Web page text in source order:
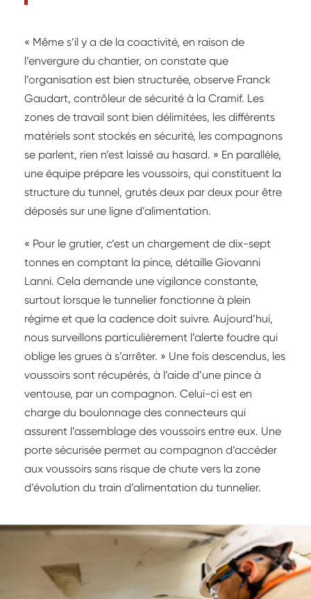
« Même s’il y a de la coactivité, en raison de
l’envergure du chantier, on constate que
l’organisation est bien structurée, observe Franck
Gaudart, contrôleur de sécurité à la Cramif. Les
zones de travail sont bien délimitées, les différents
matériels sont stockés en sécurité, les compagnons
se parlent, rien n’est laissé au hasard. » En parallèle,
une équipe prépare les voussoirs, qui constituent la
structure du tunnel, grutés deux par deux pour être
déposés sur une ligne d’alimentation.
« Pour le grutier, c’est un chargement de dix-sept
tonnes en comptant la pince, détaille Giovanni
Lanni. Cela demande une vigilance constante,
surtout lorsque le tunnelier fonctionne à plein
régime et que la cadence doit suivre. Aujourd’hui,
nous surveillons particulièrement l’alerte foudre qui
oblige les grues à s’arrêter. » Une fois descendus, les
voussoirs sont récupérés, à l’aide d’une pince à
ventouse, par un compagnon. Celui-ci est en
charge du boulonnage des connecteurs qui
assurent l’assemblage des voussoirs entre eux. Une
porte sécurisée permet au compagnon d’accéder
aux voussoirs sans risque de chute vers la zone
d’évolution du train d’alimentation du tunnelier.